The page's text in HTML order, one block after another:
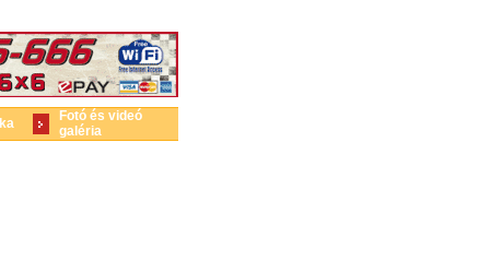
Fotó és videó
galéria